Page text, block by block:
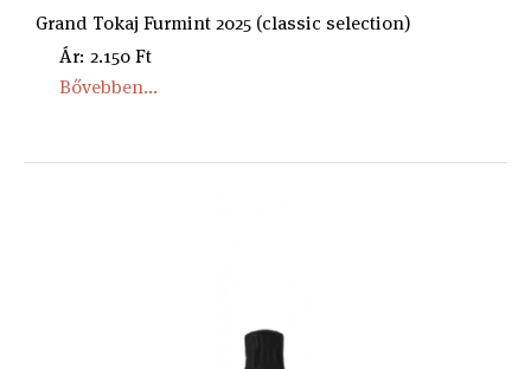
Grand Tokaj Furmint 2025 (classic selection)
Ár: 2.150 Ft
Bővebben...